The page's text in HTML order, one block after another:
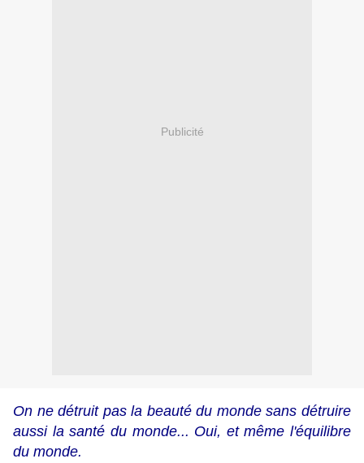
Publicité
On ne détruit pas la beauté du monde sans détruire
aussi la santé du monde... Oui, et même l'équilibre
du monde.